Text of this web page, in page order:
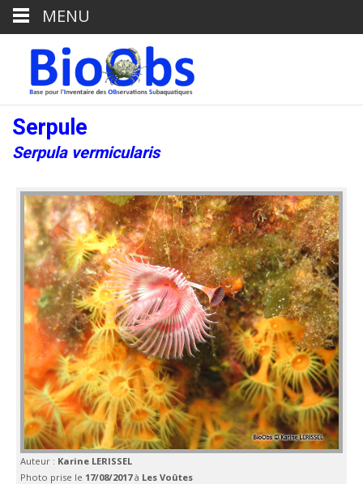
Serpule
Serpula vermicularis
Auteur : Karine LERISSEL
Photo prise le 17/08/2017à Les Voûtes
MENU